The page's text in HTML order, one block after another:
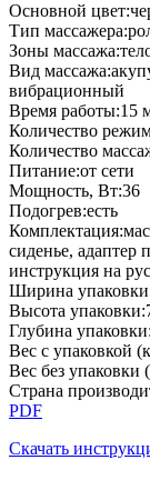
Основной цвет:
Тип массажера:
Зоны массажа:
Вид массажа:
вибрационный
Время работы:15
Количество
Количество
Питание:от сети
Мощность, Вт:36
Подогрев:есть
Комплектация:
сиденье, адаптер
инструкция на
Ширина упаковки
Высота упаковки:
Глубина упаковки:
Вес с упаковкой
Вес без упаковки
Страна
PDF
Скачать